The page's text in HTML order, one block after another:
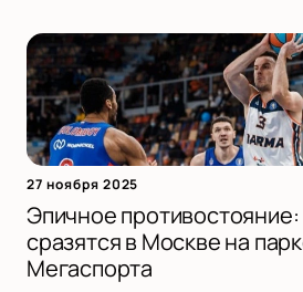
27 ноября 2025
Эпичное
сразятся в Москве на
Мегаспорта